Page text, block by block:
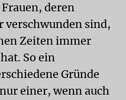
deren
verschwunden sind,
Zeiten immer
So ein
Gründe
einer, wenn auch